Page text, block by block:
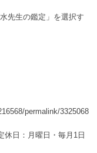
先生の鑑定」を選択す
permalink/3325068
日：月曜日・毎月1日